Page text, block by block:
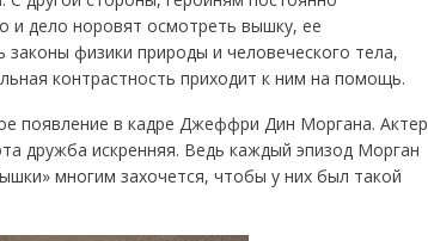
и дело норовят осмотреть вышку, ее
законы физики природы и человеческого тела,
контрастность приходит к ним на помощь.
появление в кадре Джеффри Дин Моргана. Актер
дружба искренняя. Ведь каждый эпизод Морган
многим захочется, чтобы у них был такой